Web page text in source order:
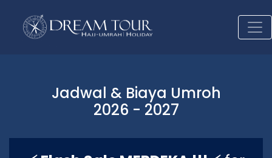
Jadwal & Biaya Umroh
2026 - 2027